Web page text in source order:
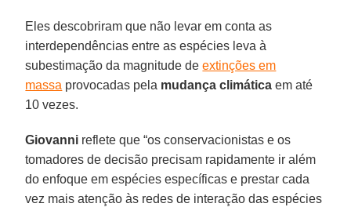
Eles descobriram que não levar em conta as
interdependências entre as espécies leva à
subestimação da magnitude de extinções em
massa provocadas pela mudança climática em até
10 vezes.
Giovanni reflete que “os conservacionistas e os
tomadores de decisão precisam rapidamente ir além
do enfoque em espécies específicas e prestar cada
vez mais atenção às redes de interação das espécies